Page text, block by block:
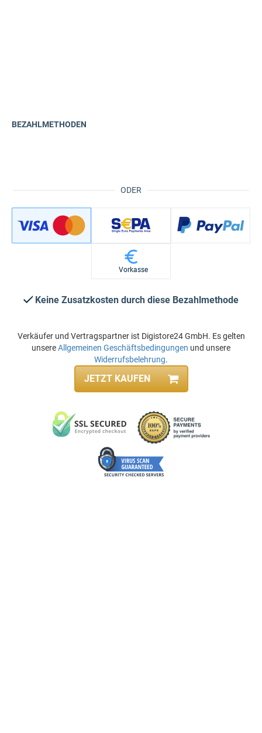
ODER
BEZAHLMETHODEN
Vorkasse
Keine Zusatzkosten durch diese Bezahlmethode
Verkäufer und Vertragspartner ist Digistore24 GmbH. Es gelten
unsereAllgemeinen Geschäftsbedingungen und unsere
Widerrufsbelehrung.
JETZT KAUFEN